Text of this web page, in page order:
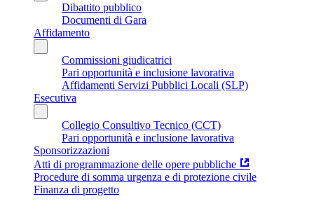
Dibattito pubblico
Documenti di Gara
Affidamento
Commissioni giudicatrici
Pari opportunità e inclusione lavorativa
Affidamenti Servizi Pubblici Locali (SLP)
Esecutiva
Collegio Consultivo Tecnico (CCT)
Pari opportunità e inclusione lavorativa
Sponsorizzazioni
Atti di programmazione delle opere pubbliche
Procedure di somma urgenza e di protezione civile
Finanza di progetto